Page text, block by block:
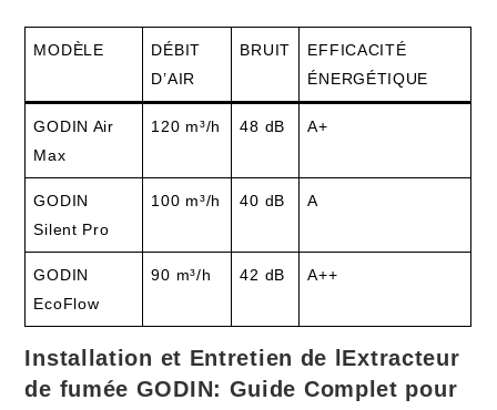
MODÈLE
DÉBIT
D’AIR
BRUIT
EFFICACITÉ
ÉNERGÉTIQUE
GODIN Air
Max
120 m³/h 48 dB A+
GODIN
Silent Pro
100 m³/h 40 dB A
GODIN
EcoFlow
90 m³/h 42 dB A++
Installation et Entretien de lExtracteur
de fumée GODIN: Guide Complet pour